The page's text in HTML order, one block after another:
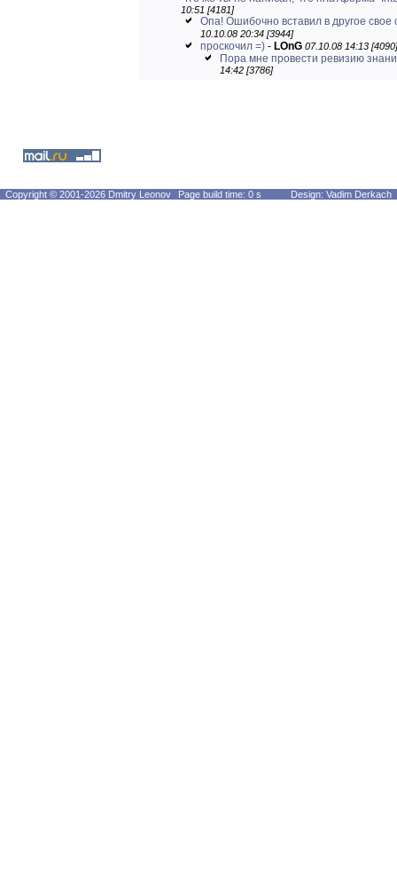
10:51 [4181]
Опа! Ошибочно вставил в другое свое
10.10.08 20:34 [3944]
проскочил =) - LOnG 07.10.08 14:13 [4090]
Пора мне провести ревизию
14:42 [3786]
Copyright © 2001-2026 Dmitry Leonov Page build time: 0 s Design: Vadim Derkach